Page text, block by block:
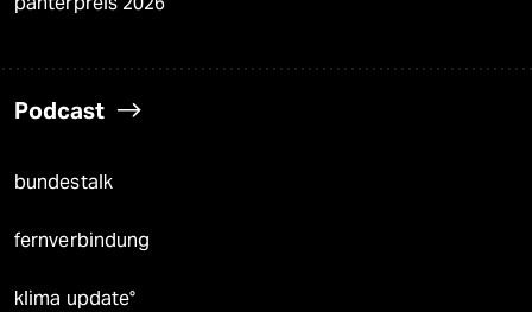
Podcast
bundestalk
fernverbindung
klima update°